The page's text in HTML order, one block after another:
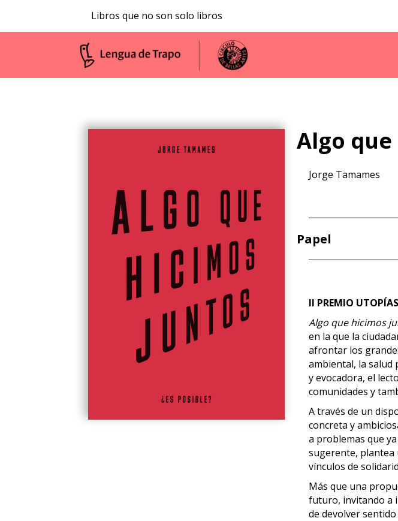
Libros que no son solo libros
Algo
Jorge Tamames
Papel
II PREMIO
Algo que hicimos
en la que la
afrontar los
ambiental, la salud
y evocadora, el
comunidades y
A través de un
concreta y
a problemas que
sugerente, plantea
vínculos de
Más que una
futuro, invitando a
de devolver